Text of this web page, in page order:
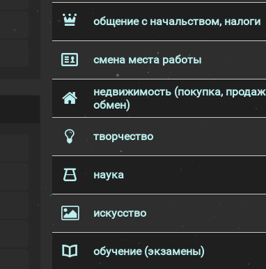
общение с начальством, налоги
смена места работы
недвижимость (покупка,
обмен)
творчество
наука
искусство
обучение (экзамены)